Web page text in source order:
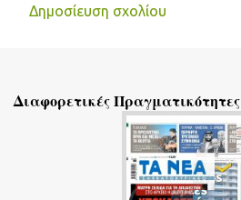
λ
Δημοσίευση σχολίου
Διαφορετικές Πραγματικότητες